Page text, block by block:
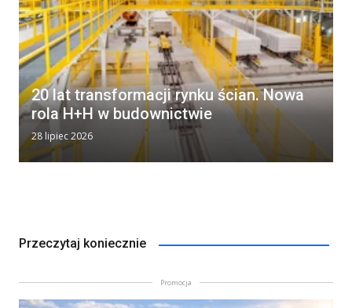
20 lat transformacji rynku ścian. Nowa
rola H+H w budownictwie
28 lipiec 2026
Przeczytaj koniecznie
Promocja